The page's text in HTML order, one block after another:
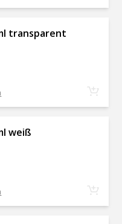
transparent
weiß